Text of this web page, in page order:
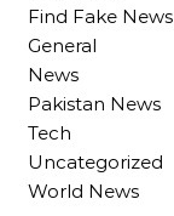
Find Fake News
General
News
Pakistan News
Tech
Uncategorized
World News